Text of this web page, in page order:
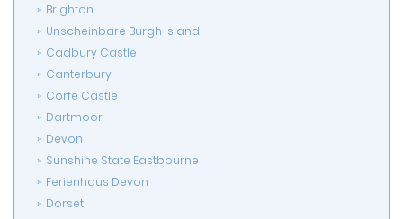
Brighton
Unscheinbare Burgh Island
Cadbury Castle
Canterbury
Corfe Castle
Dartmoor
Devon
Sunshine State Eastbourne
Ferienhaus Devon
Dorset